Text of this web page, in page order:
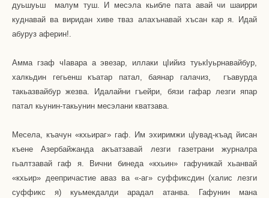
дуьшуьш
малум туш.
И месэла кьибле пата авай чи шаирри
куднавай ва виридан хиве тваз алахънавай хъсан кар я. Идай
абуруз аферин!.
Амма гзаф ч авара а эвезар, иллаки ц ийиз туьк Iуьрнавайбур,
халкьдин гегьенш къатар патал, баянар галачиз,
гъавурда
такьазвайбур жезва. Идалайни гъейри, бязи гафар лезги япар
патал кьунин-такьунин месэлани кватзава.
Месела, къачун «кхьираг» гаф. Им эхиримжи ц увад-къад йисан
къене Азербайжанда акъатзавай лезги газетрани журналра
гьалтзавай гаф я. Вични бинеда «кхьин» гафуникай хьанвай
«кхьир» деепричастие аваз ва «-аг» суффиксдин (халис лезги
суффикс я) куьмекдалди арадал атанва. Гафунин мана